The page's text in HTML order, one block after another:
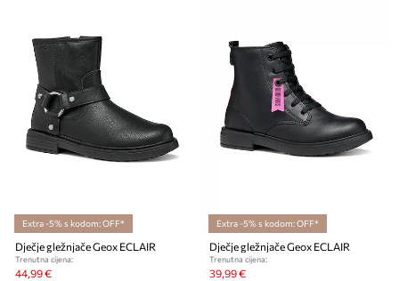
Extra -5% s kodom: OFF*
Dječje gležnjače Geox ECLAIR
Trenutna cijena:
44,99 €
Extra -5% s kodom: OFF*
Dječje gležnjače Geox ECLAIR
Trenutna cijena:
39,99 €